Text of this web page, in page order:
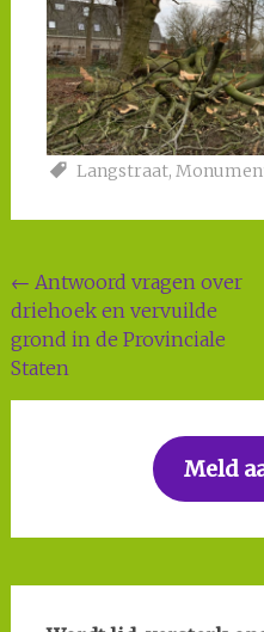
Langstraat,
Post
navigation
← Antwoord vragen over
driehoek en vervuilde
grond in de Provinciale
Staten
Meld